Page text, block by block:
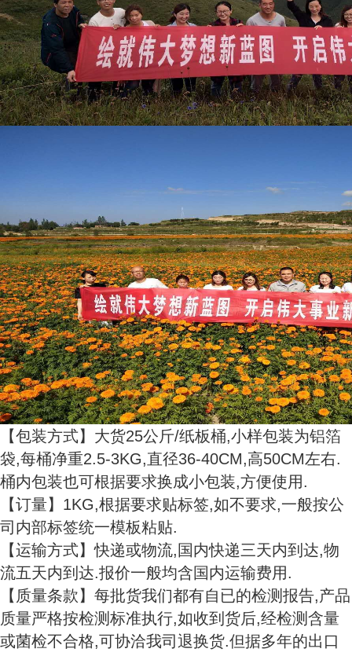
【包装方式】大货25公斤/纸板桶,小样包装为铝箔
袋,每桶净重2.5-3KG,直径36-40CM,高50CM左右.
桶内包装也可根据要求换成小包装,方便使用.
【订量】1KG,根据要求贴标签,如不要求,一般按公
司内部标签统一模板粘贴.
【运输方式】快递或物流,国内快递三天内到达,物
流五天内到达.报价一般均含国内运输费用.
【质量条款】每批货我们都有自已的检测报告,产品
质量严格按检测标准执行,如收到货后,经检测含量
或菌检不合格,可协洽我司退换货.但据多年的出口